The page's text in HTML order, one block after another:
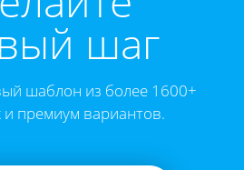
шаг
шаблон из более 1600+
и премиум вариантов.